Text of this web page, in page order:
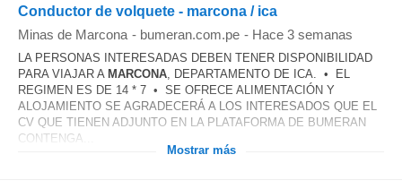
Conductor de volquete - marcona / ica
Minas de Marcona - bumeran.com.pe - Hace 3 semanas
LA PERSONAS INTERESADAS DEBEN TENER DISPONIBILIDAD
PARA VIAJAR A MARCONA, DEPARTAMENTO DE ICA. • EL
REGIMEN ES DE 14 * 7 • SE OFRECE ALIMENTACIÓN Y
ALOJAMIENTO SE AGRADECERÁ A LOS INTERESADOS QUE EL
CV QUE TIENEN ADJUNTO EN LA PLATAFORMA DE BUMERAN
CONTENGA...
Mostrar más